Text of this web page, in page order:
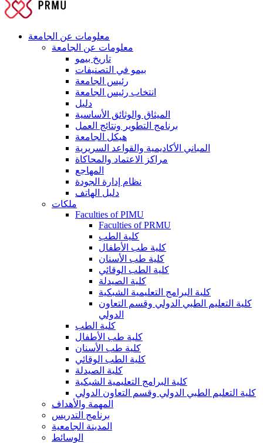
معلومات عن الجامعة
معلومات عن الجامعة
تاريخ بيمو
بيمو في التصنيفات
رئيس الجامعة
انتخاب رئيس الجامعة
دليل
الميثاق والوثائق الأساسية
برنامج التطوير ونتائج العمل
هيكل الجامعة
المباني الأكاديمية والقواعد السريرية
مراكز الاعتماد والمحاكاة
المهاجع
نظام إدارة الجودة
دليل الهاتف
ملكات
Faculties of PIMU
Faculties of PRMU
كلية الطب
كلية طب الأطفال
كلية طب الأسنان
كلية الطب الوقائي
كلية الصيدلة
كلية البرامج التعليمية الشبكية
كلية التعليم الطبي الدولي وقسم التعاون
الدولي
كلية الطب
كلية طب الأطفال
كلية طب الأسنان
كلية الطب الوقائي
كلية الصيدلة
كلية البرامج التعليمية الشبكية
كلية التعليم الطبي الدولي وقسم التعاون الدولي
المهمة والأهداف
برنامج التدريس
المدينة الجامعية
الوسائط